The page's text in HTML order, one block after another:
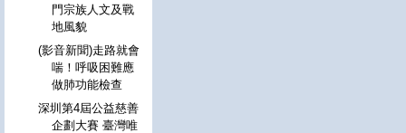
門宗族人文及戰
地風貌
(影音新聞)走路就會
喘！呼吸困難應
做肺功能檢查
深圳第4屆公益慈善
企劃大賽 臺灣唯